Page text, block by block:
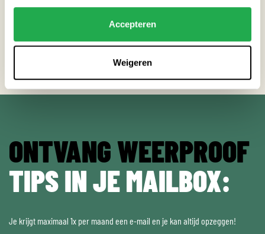
Accepteren
Weigeren
ONTVANG WEERPROOF
TIPS IN JE MAILBOX:
Je krijgt maximaal 1x per maand een e-mail en je kan altijd opzeggen!